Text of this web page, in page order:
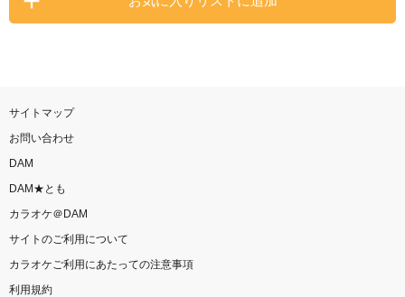
サイトマップ
お問い合わせ
DAM
DAM★とも
カラオケ＠DAM
サイトのご利用について
カラオケご利用にあたっての注意事項
利用規約